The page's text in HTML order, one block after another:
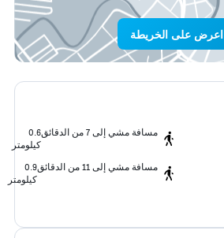
اعرض على الخريطة
مسافة مشي إلى 7 من الدقائق
0.6
كيلومتر
مسافة مشي إلى 11 من الدقائق
0.9
كيلومتر